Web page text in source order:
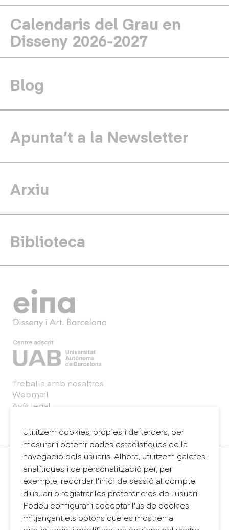
Calendaris del Grau en
Disseny 2026-2027
Blog
Apunta’t a la Newsletter
Arxiu
Biblioteca
Utilitzem cookies, pròpies i de tercers, per
mesurar i obtenir dades estadístiques de la
navegació dels usuaris. Alhora, utilitzem galetes
analítiques i de personalització per, per
exemple, recordar l'inici de sessió al compte
d'usuari o registrar les preferències de l'usuari.
Podeu configurar i acceptar l'ús de cookies
mitjançant els botons que es mostren a
Treballa amb nosaltres
Webmail
Avís legal
Sintema intern d'informació (canal de denúncies)
Contacte
+34 932 030 923
info@eina.cat
Eina Sentmenat
Passeig Santa Eulàlia, 25